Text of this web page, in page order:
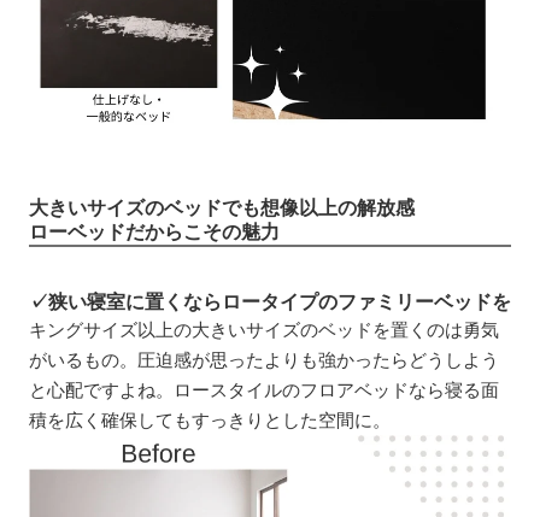
大きいサイズのベッドでも想像以上の解放感
ローベッドだからこその魅力
✓狭い寝室に置くならロータイプのファミリーベッドを
キングサイズ以上の大きいサイズのベッドを置くのは勇気
がいるもの。圧迫感が思ったよりも強かったらどうしよう
と心配ですよね。ロースタイルのフロアベッドなら寝る面
積を広く確保してもすっきりとした空間に。